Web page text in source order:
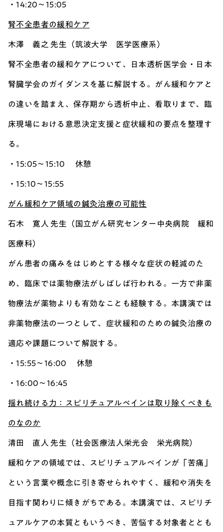
・14:20～15:05
腎不全患者の緩和ケア
木澤 義之 先生（筑波大学 医学医療系）
腎不全患者の緩和ケアについて、日本透析医学会・日本
腎臓学会のガイダンスを基に解説する。がん緩和ケアと
の違いを踏まえ、保存期から透析中止、看取りまで、臨
床現場における意思決定支援と症状緩和の要点を整理す
る。
・15:05～15:10 休憩
・15:10～15:55
がん緩和ケア領域の鍼灸治療の可能性
石木 寛人 先生（国立がん研究センター中央病院 緩和
医療科）
がん患者の痛みをはじめとする様々な症状の軽減のた
め、臨床では薬物療法がしばしば行われる。一方で非薬
物療法が薬物よりも有効なことも経験する。本講演では
非薬物療法の一つとして、症状緩和のための鍼灸治療の
適応や課題について解説する。
・15:55～16:00 休憩
・16:00～16:45
揺れ続ける力：スピリチュアルペインは取り除くべきも
のなのか
清田 直人 先生（社会医療法人栄光会 栄光病院）
緩和ケアの領域では、スピリチュアルペインが「苦痛」
という言葉や概念に引き寄せられやすく、緩和や消失を
目指す関わりに傾きがちである。本講演では、スピリチ
ュアルケアの本質ともいうべき、苦悩する対象者ととも